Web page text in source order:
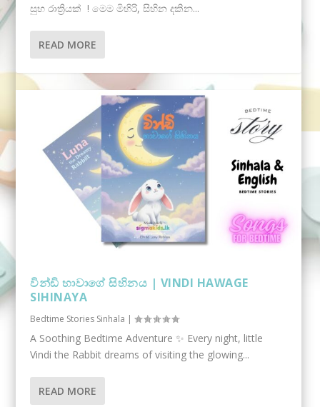
සුභ රාත්‍රියක් ! මෙම මිහිරි, සිහින දකින...
READ MORE
වින්ඩි හාවාගේ සිහිනය | VINDI HAWAGE
SIHINAYA
Bedtime Stories Sinhala |
A Soothing Bedtime Adventure ✨ Every night, little
Vindi the Rabbit dreams of visiting the glowing...
READ MORE